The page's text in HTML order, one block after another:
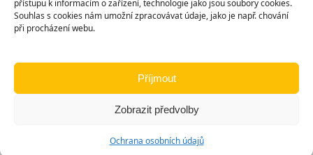
přístupu k informacím o zařízení, technologie jako jsou soubory cookies.
Souhlas s cookies nám umožní zpracovávat údaje, jako je např. chování
při procházení webu.
Příjmout
Zobrazit předvolby
Ochrana osobních údajů
Základní umělecká škola, Krnov
Prohlášení o přístupnosti